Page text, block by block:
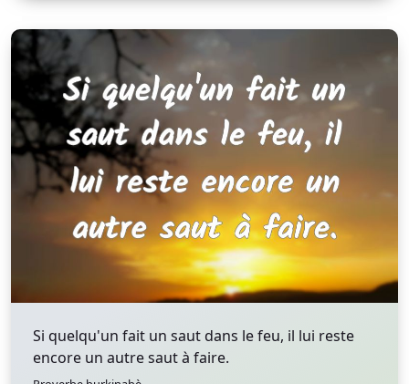
Si quelqu'un fait un saut dans le feu, il lui reste
encore un autre saut à faire.